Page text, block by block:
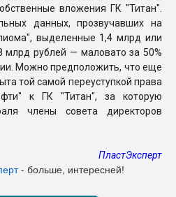
вложения ГК "Титан".
данных, прозвучавших на
выделенные 1,4 млрд или
млрд рублей — маловато за 50%
Можно предположить, что еще
той самой переуступкой права
к ГК "Титан", за которую
члены совета директоров
ПластЭксперт
- больше, интересней!